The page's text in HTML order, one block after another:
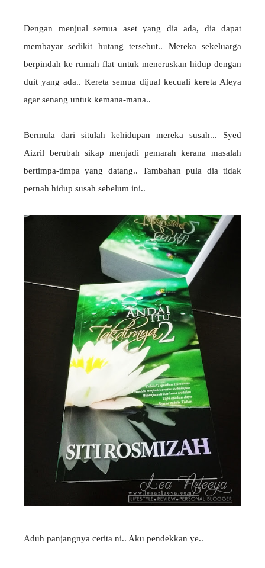
Dengan menjual semua aset yang dia ada, dia dapat
membayar sedikit hutang tersebut.. Mereka sekeluarga
berpindah ke rumah flat untuk meneruskan hidup dengan
duit yang ada.. Kereta semua dijual kecuali kereta Aleya
agar senang untuk kemana-mana..
Bermula dari situlah kehidupan mereka susah... Syed
Aizril berubah sikap menjadi pemarah kerana masalah
bertimpa-timpa yang datang.. Tambahan pula dia tidak
pernah hidup susah sebelum ini..
Aduh panjangnya cerita ni.. Aku pendekkan ye..